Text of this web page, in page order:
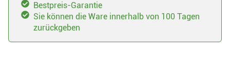
Bestpreis-Garantie
Sie können die Ware innerhalb von 100 Tagen
zurückgeben